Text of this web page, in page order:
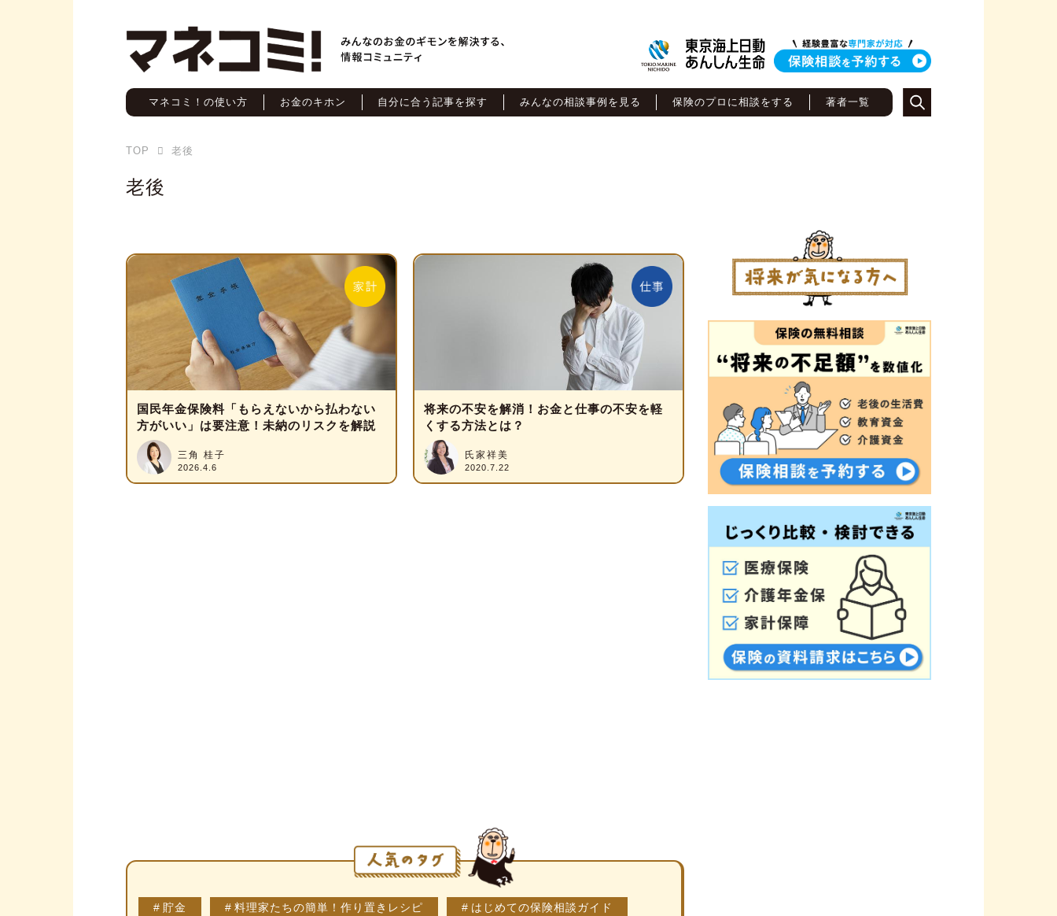
マネコミ！の使い方 お金のキホン 自分に合う記事を探す みんなの相談事例を見る 保険のプロに相談をする 著者一覧
TOP 老後
老後
国民年金保険料「もらえないから払わない
方がいい」は要注意！未納のリスクを解説
三角 桂子
2026.4.6
将来の不安を解消！お金と仕事の不安を軽
くする方法とは？
氏家祥美
2020.7.22
貯金 料理家たちの簡単！作り置きレシピ はじめての保険相談ガイド